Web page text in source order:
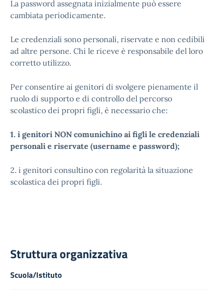
La password assegnata inizialmente può essere
cambiata periodicamente.
Le credenziali sono personali, riservate e non cedibili
ad altre persone. Chi le riceve è responsabile del loro
corretto utilizzo.
Per consentire ai genitori di svolgere pienamente il
ruolo di supporto e di controllo del percorso
scolastico dei propri figli, è necessario che:
1. i genitori NON comunichino ai figli le credenziali
personali e riservate (username e password);
2. i genitori consultino con regolarità la situazione
scolastica dei propri figli.
Struttura organizzativa
Scuola/Istituto